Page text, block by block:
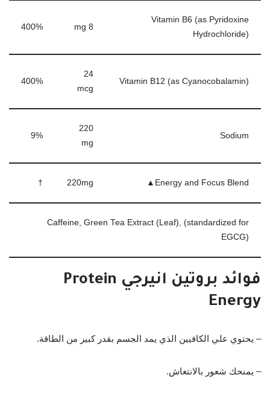
Vitamin B6 (as Pyridoxine
Hydrochloride)
8 mg
400%
Vitamin B12 (as Cyanocobalamin)
24
mcg
400%
Sodium
220
mg
9%
Energy and Focus Blend▲
220mg
†
Caffeine, Green Tea Extract (Leaf), (standardized for
EGCG)
فوائد بروتين انيرجي Protein
Energy
– يحتوي علي الكافيين الذي يمد الجسم بقدر كبير من الطاقة.
– يمنحك شعور بالانتعاش.